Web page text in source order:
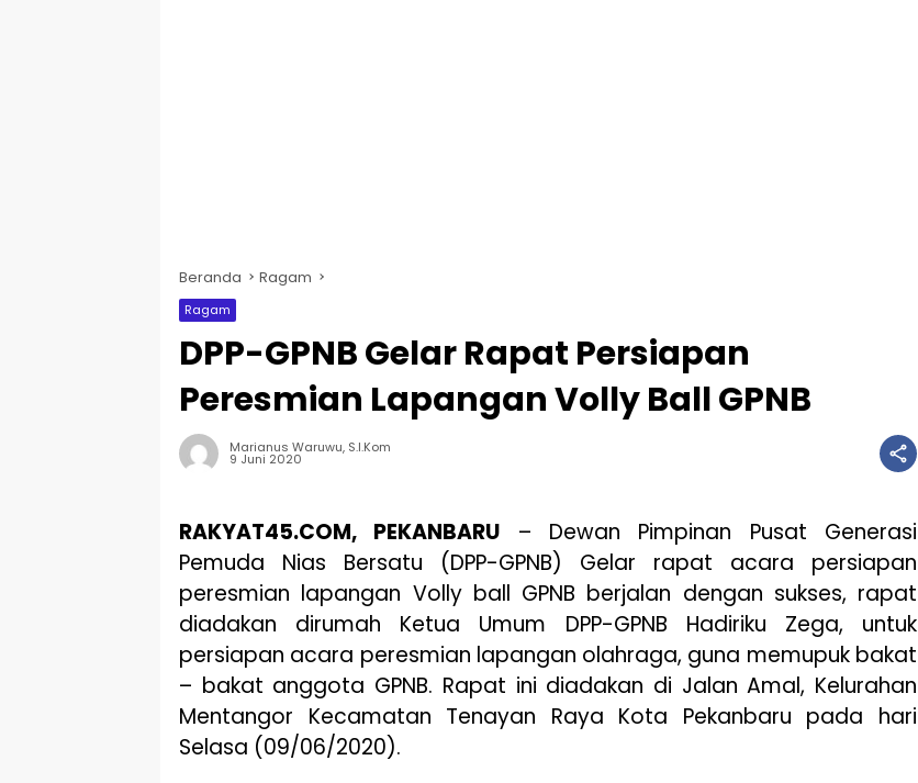
Beranda Ragam
Ragam
DPP-GPNB Gelar Rapat Persiapan
Peresmian Lapangan Volly Ball GPNB
Marianus Waruwu, S.I.Kom
9 Juni 2020
RAKYAT45.COM, PEKANBARU – Dewan Pimpinan Pusat Generasi
Pemuda Nias Bersatu (DPP-GPNB) Gelar rapat acara persiapan
peresmian lapangan Volly ball GPNB berjalan dengan sukses, rapat
diadakan dirumah Ketua Umum DPP-GPNB Hadiriku Zega, untuk
persiapan acara peresmian lapangan olahraga, guna memupuk bakat
– bakat anggota GPNB. Rapat ini diadakan di Jalan Amal, Kelurahan
Mentangor Kecamatan Tenayan Raya Kota Pekanbaru pada hari
Selasa (09/06/2020).